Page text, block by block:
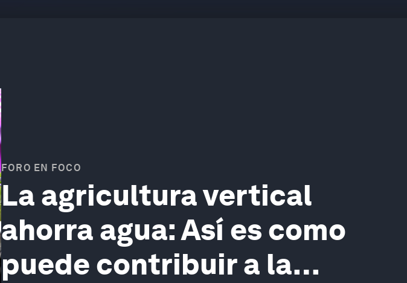
FORO EN FOCO
La agricultura vertical
ahorra agua: Así es como
puede contribuir a la